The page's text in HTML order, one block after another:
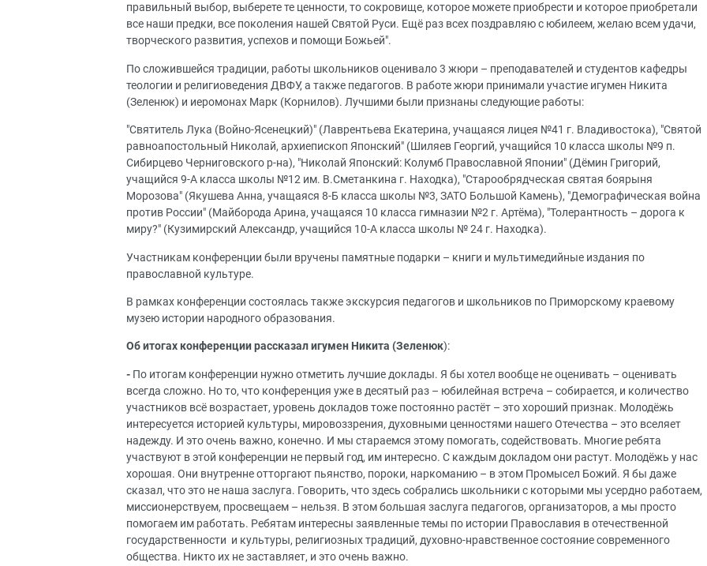
правильный выбор, выберете те ценности, то сокровище, которое можете приобрести и которое приобретали
все наши предки, все поколения нашей Святой Руси. Ещё раз всех поздравляю с юбилеем, желаю всем удачи,
творческого развития, успехов и помощи Божьей".
По сложившейся традиции, работы школьников оценивало 3 жюри – преподавателей и студентов кафедры
теологии и религиоведения ДВФУ, а также педагогов. В работе жюри принимали участие игумен Никита
(Зеленюк) и иеромонах Марк (Корнилов). Лучшими были признаны следующие работы:
"Святитель Лука (Войно-Ясенецкий)" (Лаврентьева Екатерина, учащаяся лицея №41 г. Владивостока), "Святой
равноапостольный Николай, архиепископ Японский" (Шиляев Георгий, учащийся 10 класса школы №9 п.
Сибирцево Черниговского р-на), "Николай Японский: Колумб Православной Японии" (Дёмин Григорий,
учащийся 9-А класса школы №12 им. В.Сметанкина г. Находка), "Старообрядческая святая боярыня
Морозова" (Якушева Анна, учащаяся 8-Б класса школы №3, ЗАТО Большой Камень), "Демографическая война
против России" (Майборода Арина, учащаяся 10 класса гимназии №2 г. Артёма), "Толерантность – дорога к
миру?" (Кузимирский Александр, учащийся 10-А класса школы № 24 г. Находка).
Участникам конференции были вручены памятные подарки – книги и мультимедийные издания по
православной культуре.
В рамках конференции состоялась также экскурсия педагогов и школьников по Приморскому краевому
музею истории народного образования.
Об итогах конференции рассказал игумен Никита (Зеленюк):
- По итогам конференции нужно отметить лучшие доклады. Я бы хотел вообще не оценивать – оценивать
всегда сложно. Но то, что конференция уже в десятый раз – юбилейная встреча – собирается, и количество
участников всё возрастает, уровень докладов тоже постоянно растёт – это хороший признак. Молодёжь
интересуется историей культуры, мировоззрения, духовными ценностями нашего Отечества – это вселяет
надежду. И это очень важно, конечно. И мы стараемся этому помогать, содействовать. Многие ребята
участвуют в этой конференции не первый год, им интересно. С каждым докладом они растут. Молодёжь у нас
хорошая. Они внутренне отторгают пьянство, пороки, наркоманию – в этом Промысел Божий. Я бы даже
сказал, что это не наша заслуга. Говорить, что здесь собрались школьники с которыми мы усердно работаем,
миссионерствуем, просвещаем – нельзя. В этом большая заслуга педагогов, организаторов, а мы просто
помогаем им работать. Ребятам интересны заявленные темы по истории Православия в отечественной
государственности и культуры, религиозных традиций, духовно-нравственное состояние современного
общества. Никто их не заставляет, и это очень важно.